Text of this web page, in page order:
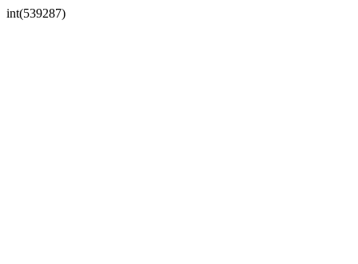
int(539287)